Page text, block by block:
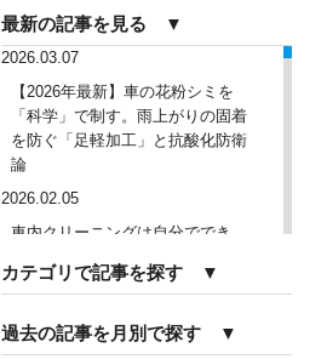
最新の記事を見る ▼
2026.03.07
【2026年最新】車の花粉シミを
「科学」で制す。雨上がりの固着
を防ぐ「足軽加工」と抗酸化防衛
論
2026.02.05
車内クリーニングは自分ででき
界を徹底解説
車内クリーニングで失敗する人の
カテゴリで記事を探す ▼
過去の記事を月別で探す ▼